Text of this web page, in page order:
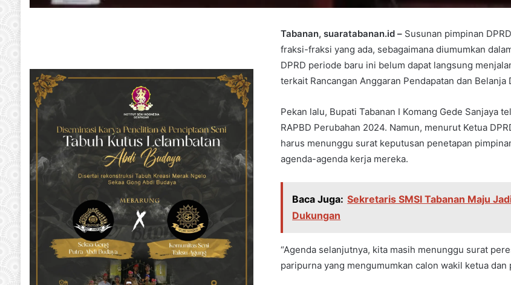
Tabanan, suaratabanan.id – Susunan pimpinan
fraksi-fraksi yang ada, sebagaimana diumumkan
DPRD periode baru ini belum dapat langsung
terkait Rancangan Anggaran Pendapatan dan
Pekan lalu, Bupati Tabanan I Komang Gede Sanjaya
RAPBD Perubahan 2024. Namun, menurut Ketua
harus menunggu surat keputusan penetapan
agenda-agenda kerja mereka.
Baca Juga: Sekretaris SMSI Tabanan Maju
Dukungan
“Agenda selanjutnya, kita masih menunggu surat
paripurna yang mengumumkan calon wakil ketua